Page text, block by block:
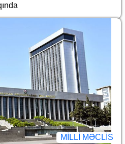
MILLI MƏCLIS